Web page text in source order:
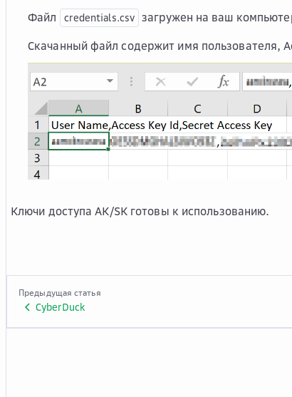
Файл credentials.csv загружен на ваш
Скачанный файл содержит имя пользователя,
Ключи доступа AK/SK готовы к использованию.
Предыдущая статья
CyberDuck